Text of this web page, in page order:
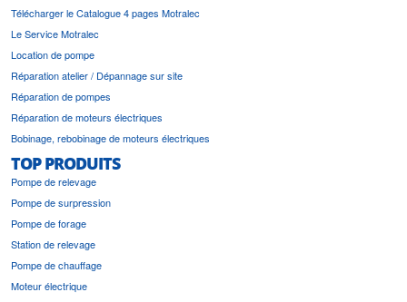
Télécharger le Catalogue 4 pages Motralec
Le Service Motralec
Location de pompe
Réparation atelier / Dépannage sur site
Réparation de pompes
Réparation de moteurs électriques
Bobinage, rebobinage de moteurs électriques
TOP PRODUITS
Pompe de relevage
Pompe de surpression
Pompe de forage
Station de relevage
Pompe de chauffage
Moteur électrique